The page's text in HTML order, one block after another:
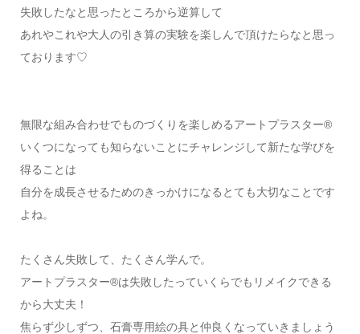
失敗したなと思ったところから逆算して
あれやこれや大人の引き算の実験を楽しんで頂けたらなと思っ
ております♡
無限な組み合わせでものづくりを楽しめるアートプラスター®
いくつになっても知らないことにチャレンジして新たな学びを
得ることは
自分を成長させるためのきっかけになるとても大切なことです
よね。
たくさん失敗して、たくさん学んで。
アートプラスター®は失敗したっていくらでもリメイクできる
から大丈夫！
焦らず少しずつ、石膏専用絵の具と仲良くなっていきましょう